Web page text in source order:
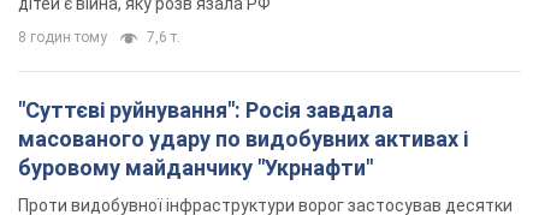
дітей є війна, яку розв'язала РФ
8 годин тому 7,6 т.
"Суттєві руйнування": Росія завдала
масованого удару по видобувних активах і
буровому майданчику "Укрнафти"
Проти видобувної інфраструктури ворог застосував десятки